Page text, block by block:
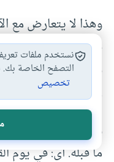
وهذا لا يتعارض مع
قوله- تعالى-:
في يوم القيامة
موطن، ولا
وقوله- تعالى- وَلا
ما قبله. أى: في يوم
نستخدم ملفات
التصفح الخاصة
تخصيص